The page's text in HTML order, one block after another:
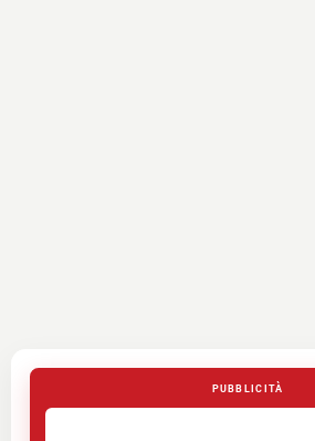
PUBBLICITÀ